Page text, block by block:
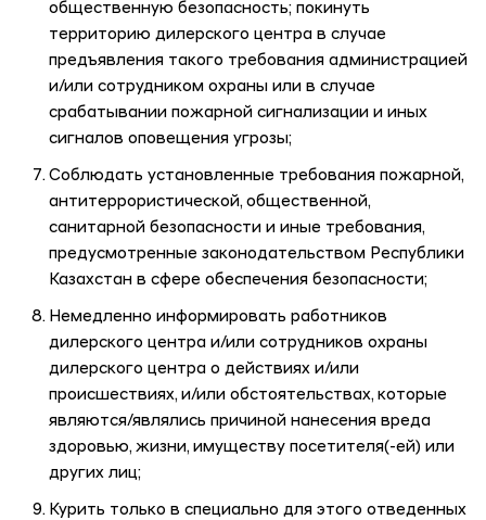
общественную безопасность; покинуть
территорию дилерского центра в случае
предъявления такого требования администрацией
и/или сотрудником охраны или в случае
срабатывании пожарной сигнализации и иных
сигналов оповещения угрозы;
Соблюдать установленные требования пожарной,
антитеррористической, общественной,
санитарной безопасности и иные требования,
предусмотренные законодательством Республики
Казахстан в сфере обеспечения безопасности;
Немедленно информировать работников
дилерского центра и/или сотрудников охраны
дилерского центра о действиях и/или
происшествиях, и/или обстоятельствах, которые
являются/являлись причиной нанесения вреда
здоровью, жизни, имуществу посетителя(-ей) или
других лиц;
Курить только в специально для этого отведенных